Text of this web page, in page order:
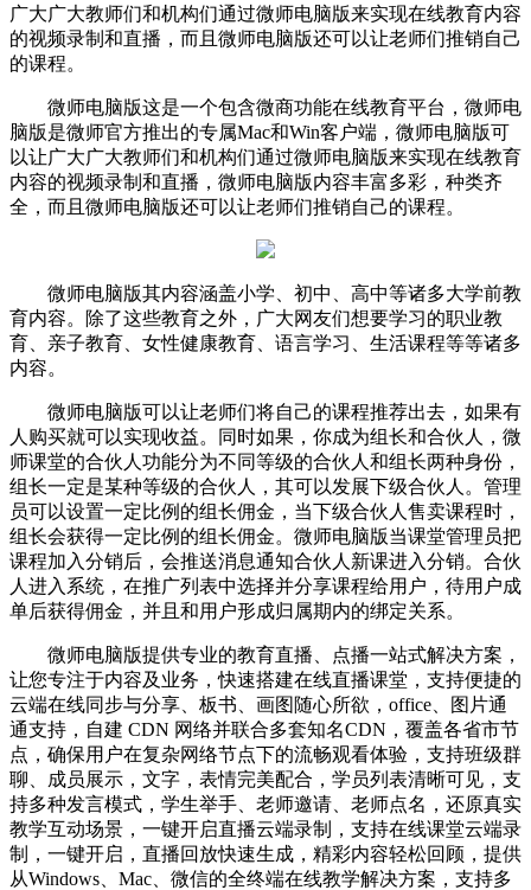
广大广大教师们和机构们通过微师电脑版来实现在线教育内容
的视频录制和直播，而且微师电脑版还可以让老师们推销自己
的课程。
微师电脑版这是一个包含微商功能在线教育平台，微师电
脑版是微师官方推出的专属Mac和Win客户端，微师电脑版可
以让广大广大教师们和机构们通过微师电脑版来实现在线教育
内容的视频录制和直播，微师电脑版内容丰富多彩，种类齐
全，而且微师电脑版还可以让老师们推销自己的课程。
微师电脑版其内容涵盖小学、初中、高中等诸多大学前教
育内容。除了这些教育之外，广大网友们想要学习的职业教
育、亲子教育、女性健康教育、语言学习、生活课程等等诸多
内容。
微师电脑版可以让老师们将自己的课程推荐出去，如果有
人购买就可以实现收益。同时如果，你成为组长和合伙人，微
师课堂的合伙人功能分为不同等级的合伙人和组长两种身份，
组长一定是某种等级的合伙人，其可以发展下级合伙人。管理
员可以设置一定比例的组长佣金，当下级合伙人售卖课程时，
组长会获得一定比例的组长佣金。微师电脑版当课堂管理员把
课程加入分销后，会推送消息通知合伙人新课进入分销。合伙
人进入系统，在推广列表中选择并分享课程给用户，待用户成
单后获得佣金，并且和用户形成归属期内的绑定关系。
微师电脑版提供专业的教育直播、点播一站式解决方案，
让您专注于内容及业务，快速搭建在线直播课堂，支持便捷的
云端在线同步与分享、板书、画图随心所欲，office、图片通
通支持，自建 CDN 网络并联合多套知名CDN，覆盖各省市节
点，确保用户在复杂网络节点下的流畅观看体验，支持班级群
聊、成员展示，文字，表情完美配合，学员列表清晰可见，支
持多种发言模式，学生举手、老师邀请、老师点名，还原真实
教学互动场景，一键开启直播云端录制，支持在线课堂云端录
制，一键开启，直播回放快速生成，精彩内容轻松回顾，提供
从Windows、Mac、微信的全终端在线教学解决方案，支持多